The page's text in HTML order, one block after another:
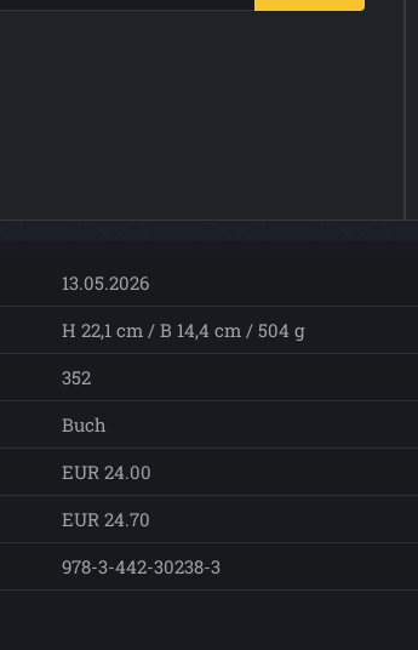
13.05.2026
H 22,1 cm / B 14,4 cm / 504 g
352
Buch
EUR 24.00
EUR 24.70
978-3-442-30238-3